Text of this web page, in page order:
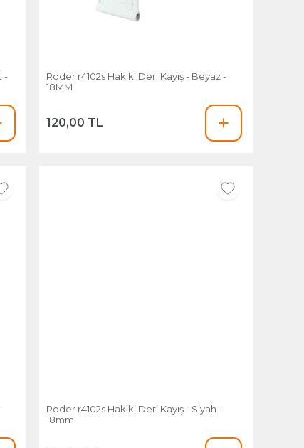
Roder r4102s Hakiki Deri Kayış - Beyaz -
18MM
120,00 TL
Roder r4102s Hakiki Deri Kayış - Siyah -
18mm